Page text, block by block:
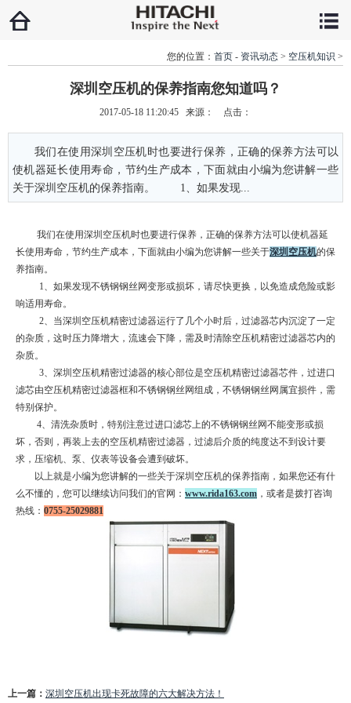
您的位置： 首页 - 资讯动态 > 空压机知识 >
深圳空压机的保养指南您知道吗？
2017-05-18 11:20:45 来源： 点击：
我们在使用深圳空压机时也要进行保养，正确的保养方法可以
使机器延长使用寿命，节约生产成本，下面就由小编为您讲解一些
关于深圳空压机的保养指南。 1、如果发现...
我们在使用深圳空压机时也要进行保养，正确的保养方法可以使机器延
长使用寿命，节约生产成本，下面就由小编为您讲解一些关于深圳空压机的保
养指南。
1、如果发现不锈钢钢丝网变形或损坏，请尽快更换，以免造成危险或影
响适用寿命。
2、当深圳空压机精密过滤器运行了几个小时后，过滤器芯内沉淀了一定
的杂质，这时压力降增大，流速会下降，需及时清除空压机精密过滤器芯内的
杂质。
3、深圳空压机精密过滤器的核心部位是空压机精密过滤器芯件，过进口
滤芯由空压机精密过滤器框和不锈钢钢丝网组成，不锈钢钢丝网属宜损件，需
特别保护。
4、清洗杂质时，特别注意过进口滤芯上的不锈钢钢丝网不能变形或损
坏，否则，再装上去的空压机精密过滤器，过滤后介质的纯度达不到设计要
求，压缩机、泵、仪表等设备会遭到破坏。
以上就是小编为您讲解的一些关于深圳空压机的保养指南，如果您还有什
么不懂的，您可以继续访问我们的官网： www.rida163.com ，或者是拨打咨询
热线： 0755-25029881
上一篇： 深圳空压机出现卡死故障的六大解决方法！